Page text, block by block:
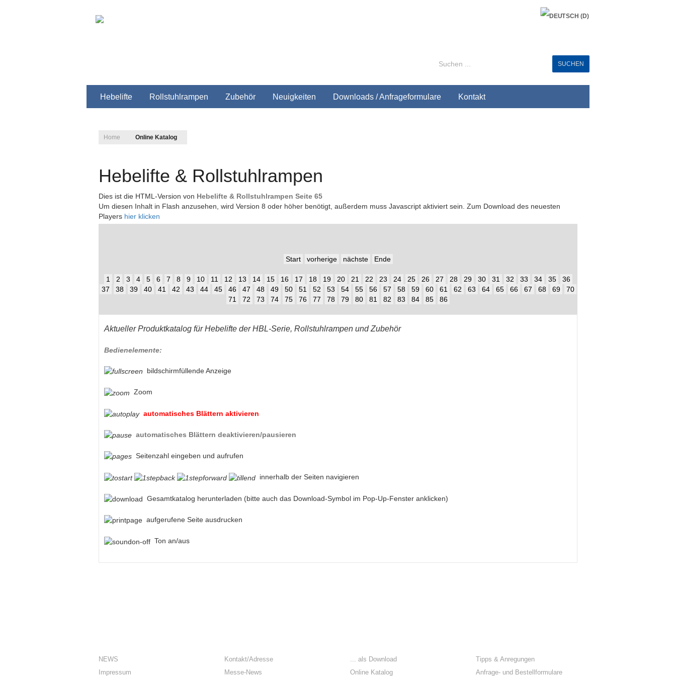
Hebelifte Rollstuhlrampen Zubehör Neuigkeiten Downloads / Anfrageformulare Kontakt
Home Online Katalog
Hebelifte & Rollstuhlrampen
Dies ist die HTML-Version von Hebelifte & Rollstuhlrampen Seite 65
Um diesen Inhalt in Flash anzusehen, wird Version 8 oder höher benötigt, außerdem muss Javascript aktiviert sein. Zum Download des neuesten
Players hier klicken
Start vorherige nächste Ende
1 2 3 4 5 6 7 8 9 10 11 12 13 14 15 16 17 18 19 20 21 22 23 24 25 26 27 28 29 30 31 32 33 34 35
36
37
38 39 40 41 42 43 44 45 46 47 48 49 50 51 52 53 54 55 56 57 58 59 60 61 62 63 64 65 66 67 68 69
70
71
72 73 74 75 76 77 78 79 80 81 82 83 84 85 86
Aktueller Produktkatalog für Hebelifte der HBL-Serie, Rollstuhlrampen und Zubehör
Bedienelemente:
bildschirmfüllende Anzeige
Zoom
automatisches Blättern aktivieren
automatisches Blättern deaktivieren/pausieren
Seitenzahl eingeben und aufrufen
innerhalb der Seiten navigieren
Gesamtkatalog herunterladen (bitte auch das Download-Symbol im Pop-Up-Fenster anklicken)
aufgerufene Seite ausdrucken
Ton an/aus
NEWS
Impressum
Kontakt/Adresse
Messe-News
... als Download
Online Katalog
Tipps & Anregungen
Anfrage- und Bestellformulare